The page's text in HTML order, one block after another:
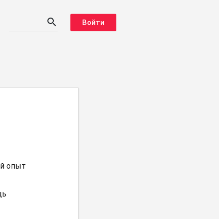
search Войти
опыт